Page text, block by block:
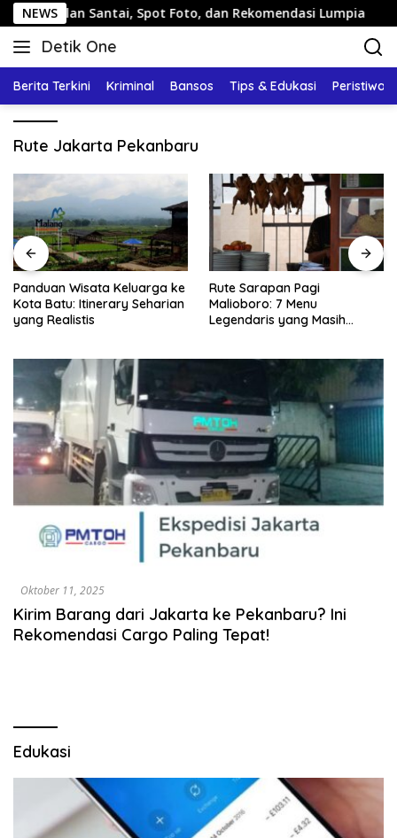
Langsung
ke
konten
NEWS
Jalan Santai, Spot Foto, dan Rekomendasi Lumpia
Detik One
Tajam
Fakta
Berita Terkini Kriminal Bansos Tips & Edukasi Peristiwa
Rute Jakarta Pekanbaru
Panduan Wisata Keluarga ke
Kota Batu: Itinerary Seharian
yang Realistis
Rute Sarapan Pagi
Malioboro: 7 Menu
Legendaris yang Masih
Oktober 11, 2025
Kirim Barang dari Jakarta ke Pekanbaru? Ini
Rekomendasi Cargo Paling Tepat!
Edukasi